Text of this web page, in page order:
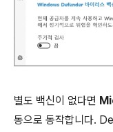
별도 백신이 없다면
동으로 동작합니다.